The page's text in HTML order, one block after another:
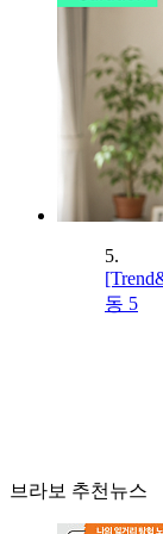
5.
동 5
브라보 추천뉴스